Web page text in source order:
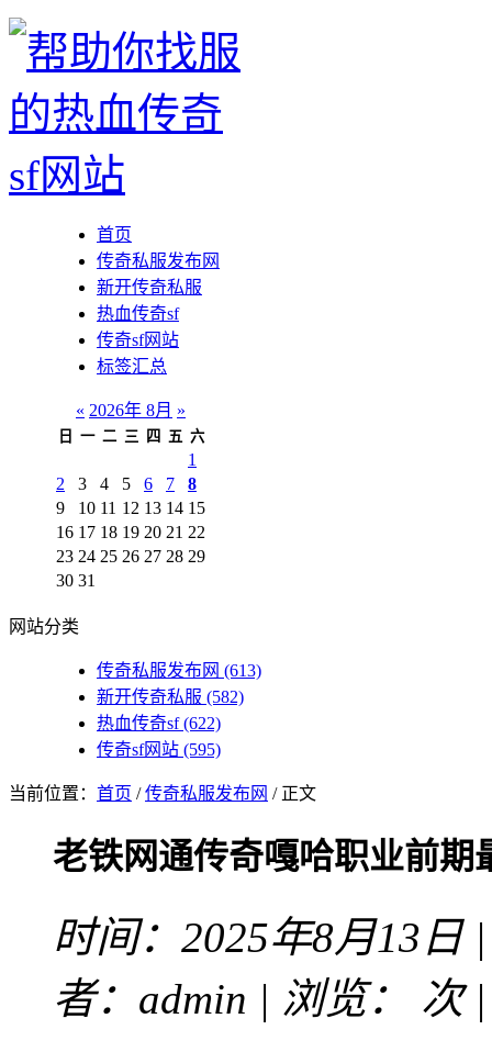
首页
传奇私服发布网
新开传奇私服
热血传奇sf
传奇sf网站
标签汇总
« 2026年 8月 »
日 一 二 三 四 五 六
1
2
3 4 5 6 7
8
9
10 11 12 13 14 15
16 17 18 19 20 21 22
23 24 25 26 27 28 29
30 31
网站分类
传奇私服发布网 (613)
新开传奇私服 (582)
热血传奇sf(622)
传奇sf网站 (595)
当前位置： 首页 /传奇私服发布网 / 正文
老铁网通传奇嘎哈职业前期
时间：2025年8月13日
者：admin | 浏览：
次